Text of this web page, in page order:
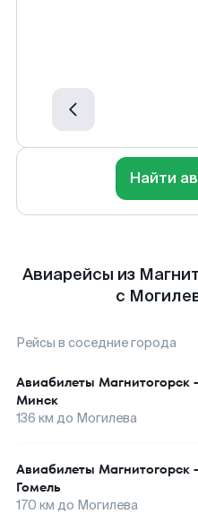
Найти
Авиарейсы из
с
Рейсы в соседние города
Авиабилеты Магнитогорск
Минск
136 км до Могилева
Авиабилеты Магнитогорск
Гомель
170 км до Могилева